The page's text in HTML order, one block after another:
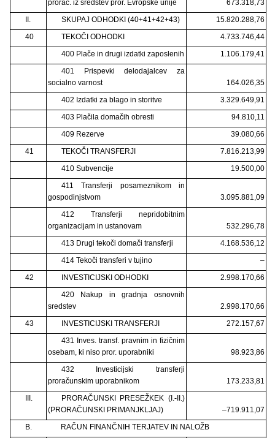
prorač. iz sredstev pror. Evropske unije
673.318,73
II.
SKUPAJ ODHODKI (40+41+42+43)
15.820.288,76
40
TEKOČI ODHODKI
4.733.746,44
400 Plače in drugi izdatki zaposlenih
1.106.179,41
401 Prispevki delodajalcev za
socialno varnost
164.026,35
402 Izdatki za blago in storitve
3.329.649,91
403 Plačila domačih obresti
94.810,11
409 Rezerve
39.080,66
41
TEKOČI TRANSFERJI
7.816.213,99
410 Subvencije
19.500,00
411 Transferji posameznikom in
gospodinjstvom
3.095.881,09
412 Transferji nepridobitnim
organizacijam in ustanovam
532.296,78
413 Drugi tekoči domači transferji
4.168.536,12
414 Tekoči transferi v tujino
–
42
INVESTICIJSKI ODHODKI
2.998.170,66
420 Nakup in gradnja osnovnih
sredstev
2.998.170,66
43
INVESTICIJSKI TRANSFERJI
272.157,67
431 Inves. transf. pravnim in fizičnim
osebam, ki niso pror. uporabniki
98.923,86
432 Investicijski transferji
proračunskim uporabnikom
173.233,81
III.
PRORAČUNSKI PRESEŽKEK (I.-II.)
(PRORAČUNSKI PRIMANJKLJAJ)
–719.911,07
B.
RAČUN FINANČNIH TERJATEV IN NALOŽB